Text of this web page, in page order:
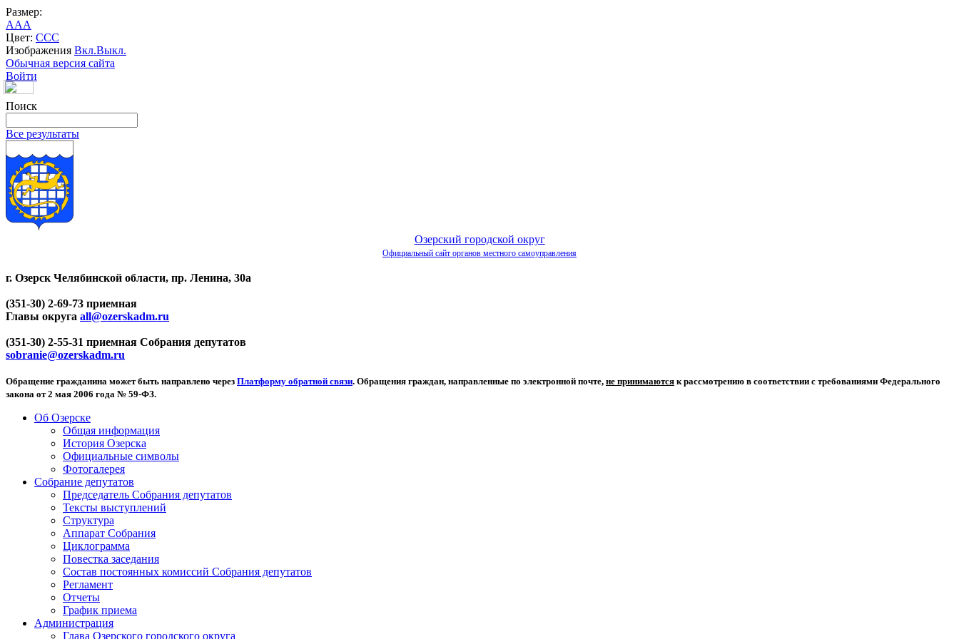
Размер:
AAA
Цвет: CCC
Изображения Вкл.Выкл.
Обычная версия сайта
Войти
Поиск
Все результаты
Озерский городской округ
Официальный сайт органов местного самоуправления
г. Озерск Челябинской области, пр. Ленина, 30а
(351-30) 2-69-73 приемная
Главы округа all@ozerskadm.ru
(351-30) 2-55-31 приемная Собрания депутатов
sobranie@ozerskadm.ru
Обращение гражданина может быть направлено через Платформу обратной связи. Обращения граждан, направленные по электронной почте, не принимаются к рассмотрению в соответствии с требованиями Федерального
закона от 2 мая 2006 года № 59-ФЗ.
Об Озерске
Общая информация
История Озерска
Официальные символы
Фотогалерея
Собрание депутатов
Председатель Собрания депутатов
Тексты выступлений
Структура
Аппарат Собрания
Циклограмма
Повестка заседания
Состав постоянных комиссий Собрания депутатов
Регламент
Отчеты
График приема
Администрация
Глава Озерского городского округа